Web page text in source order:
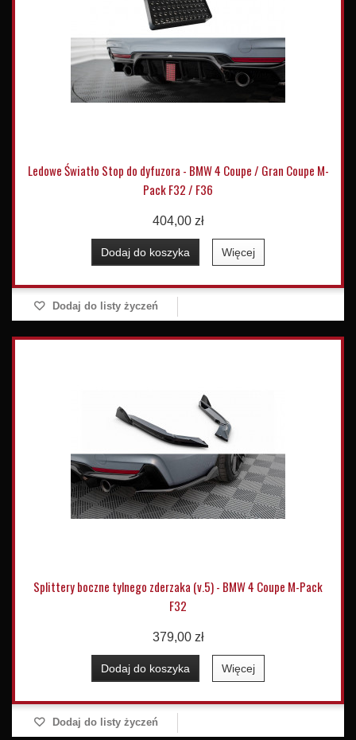
Ledowe Światło Stop do dyfuzora - BMW 4 Coupe / Gran Coupe M-
Pack F32 / F36
404,00 zł
Dodaj do koszyka Więcej
Dodaj do listy życzeń
Splittery boczne tylnego zderzaka (v.5) - BMW 4 Coupe M-Pack
F32
379,00 zł
Dodaj do koszyka Więcej
Dodaj do listy życzeń